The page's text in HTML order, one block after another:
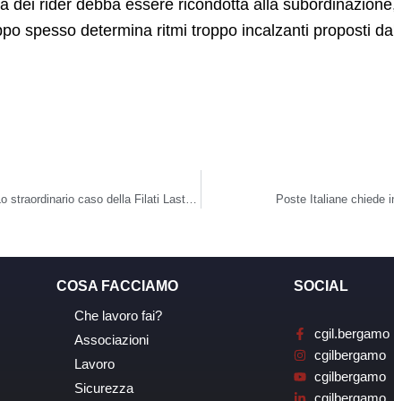
dei rider debba essere ricondotta alla
spesso determina ritmi troppo incalzanti proposti
Poste Italiane chiede
COSA FACCIAMO
Che lavoro fai?
Associazioni
Lavoro
Sicurezza
SOCIAL
cgil.bergamo
cgilbergamo
cgilbergamo